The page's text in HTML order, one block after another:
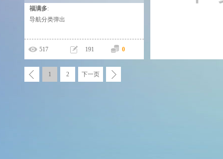
这个人太懒，什么都没有留下！
福满多:
导航分类弹出
517 191 0
1 2 下一页